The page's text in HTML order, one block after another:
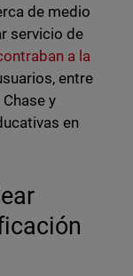
de medio
servicio de
a la
entre
y
en